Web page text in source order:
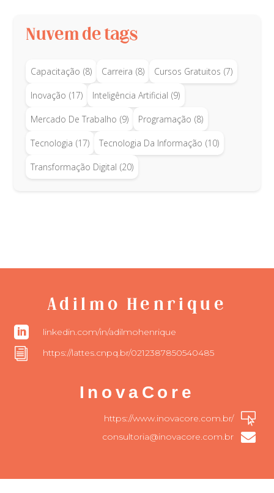
Nuvem de tags
Capacitação (8) Carreira (8) Cursos Gratuitos (7)
Inovação (17) Inteligência Artificial (9)
Mercado De Trabalho (9) Programação (8)
Tecnologia (17) Tecnologia Da Informação (10)
Transformação Digital (20)
Adilmo Henrique
 linkedin.com/in/adilmohenrique
i https://lattes.cnpq.br/0212387850540485
InovaCore

https://www.inovacore.com.br/

consultoria@inovacore.com.br